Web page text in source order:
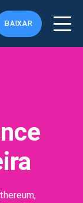
BAIXAR